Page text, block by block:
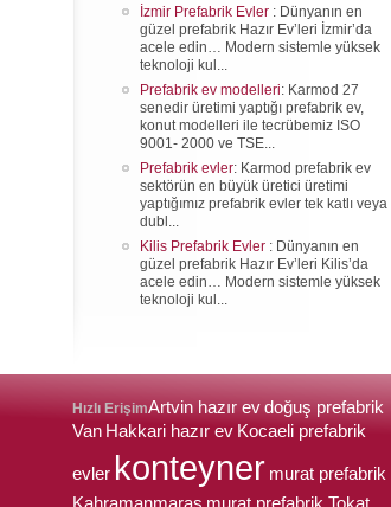
İzmir Prefabrik Evler : Dünyanın en
güzel prefabrik Hazır Ev’leri İzmir’da
acele edin… Modern sistemle yüksek
teknoloji kul...
Prefabrik ev modelleri: Karmod 27
senedir üretimi yaptığı prefabrik ev,
konut modelleri ile tecrübemiz ISO
9001- 2000 ve TSE...
Prefabrik evler: Karmod prefabrik ev
sektörün en büyük üretici üretimi
yaptığımız prefabrik evler tek katlı veya
dubl...
Kilis Prefabrik Evler : Dünyanın en
güzel prefabrik Hazır Ev’leri Kilis’da
acele edin… Modern sistemle yüksek
teknoloji kul...
Hızlı ErişimArtvin hazır evdoğuş prefabrik
Van Hakkari hazır ev Kocaeli prefabrik
evler konteyner murat prefabrik